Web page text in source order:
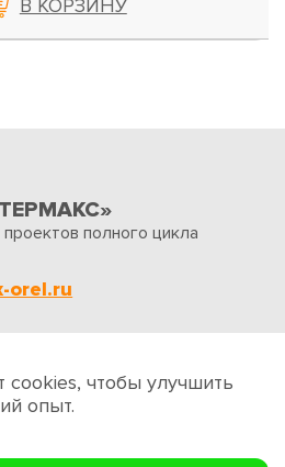
В КОРЗИНУ
полного цикла
orel.ru
cookies, чтобы улучшить
опыт.